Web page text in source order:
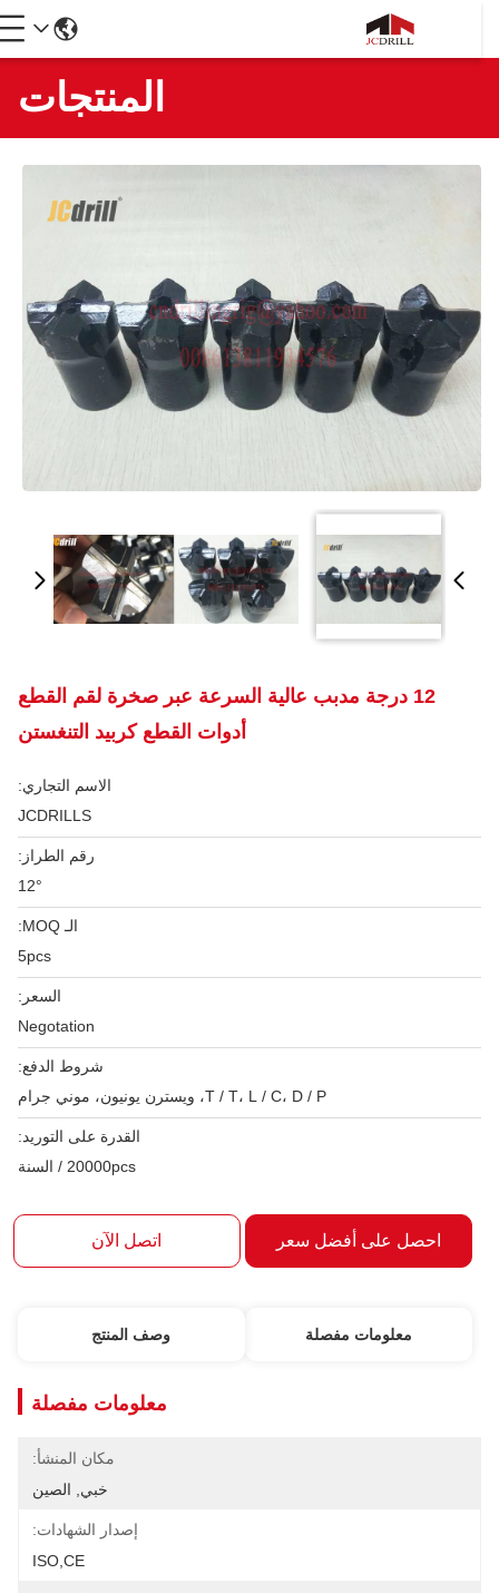
المنتجات
12 درجة مدبب عالية السرعة عبر صخرة لقم القطع
أدوات القطع كربيد التنغستن
الاسم التجاري:
JCDRILLS
رقم الطراز:
12°
الـ MOQ:
5pcs
السعر:
Negotation
شروط الدفع:
T / T، L / C، D / P، ويسترن يونيون، موني جرام
القدرة على التوريد:
20000pcs / السنة
احصل على أفضل سعر اتصل الآن
معلومات مفصلة وصف المنتج
معلومات مفصلة
مكان المنشأ:
خبي, الصين
إصدار الشهادات:
ISO,CE